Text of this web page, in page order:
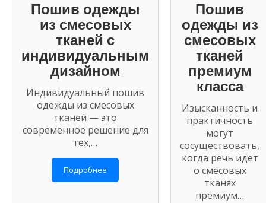
Пошив одежды
из смесовых
тканей с
индивидуальным
дизайном
Индивидуальный пошив
одежды из смесовых
тканей — это
современное решение для
тех,…
Подробнее
Пошив
одежды из
смесовых
тканей
премиум
класса
Изысканность и
практичность
могут
сосуществовать,
когда речь идет
о смесовых
тканях
премиум…